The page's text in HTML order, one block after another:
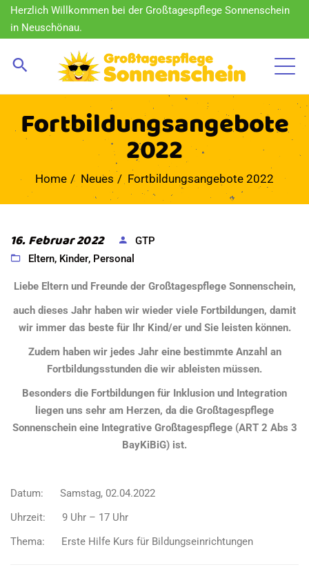
Herzlich Willkommen bei der Großtagespflege Sonnenschein
in Neuschönau.
Fortbildungsangebote
2022
Home Neues Fortbildungsangebote 2022
16. Februar 2022
GTP
Eltern, Kinder, Personal
Liebe Eltern und Freunde der Großtagespflege Sonnenschein,
auch dieses Jahr haben wir wieder viele Fortbildungen, damit
wir immer das beste für Ihr Kind/er und Sie leisten können.
Zudem haben wir jedes Jahr eine bestimmte Anzahl an
Fortbildungsstunden die wir ableisten müssen.
Besonders die Fortbildungen für Inklusion und Integration
liegen uns sehr am Herzen, da die Großtagespflege
Sonnenschein eine Integrative Großtagespflege (ART 2 Abs 3
BayKiBiG) ist.
Datum: Samstag, 02.04.2022
Uhrzeit: 9 Uhr – 17 Uhr
Thema: Erste Hilfe Kurs für Bildungseinrichtungen